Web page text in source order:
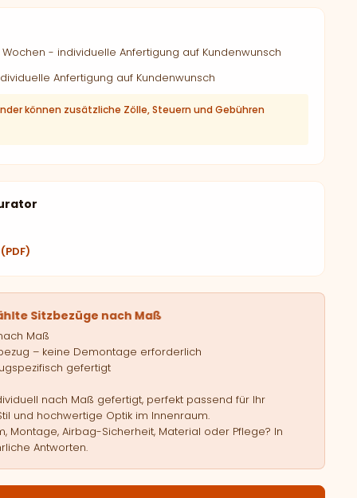
- individuelle Anfertigung auf Kundenwunsch
Anfertigung auf Kundenwunsch
können zusätzliche Zölle, Steuern und Gebühren
Sitzbezüge nach Maß
Maß
– keine Demontage erforderlich
gefertigt
nach Maß gefertigt, perfekt passend für Ihr
und hochwertige Optik im Innenraum.
Montage, Airbag-Sicherheit, Material oder Pflege? In
Antworten.